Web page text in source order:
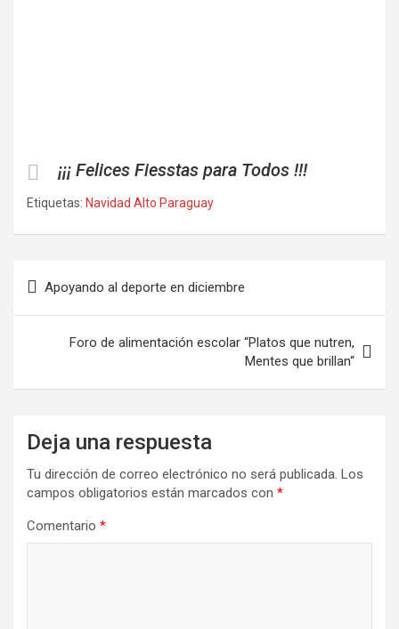
¡¡¡ Felices Fiesstas para Todos !!!
Etiquetas: Navidad Alto Paraguay
Navegación
entradas
Apoyando al deporte en diciembre
Foro de alimentación escolar “Platos que nutren,
Mentes que brillan“
Deja una respuesta
Tu dirección de correo electrónico no será publicada. Los
campos obligatorios están marcados con *
Comentario *